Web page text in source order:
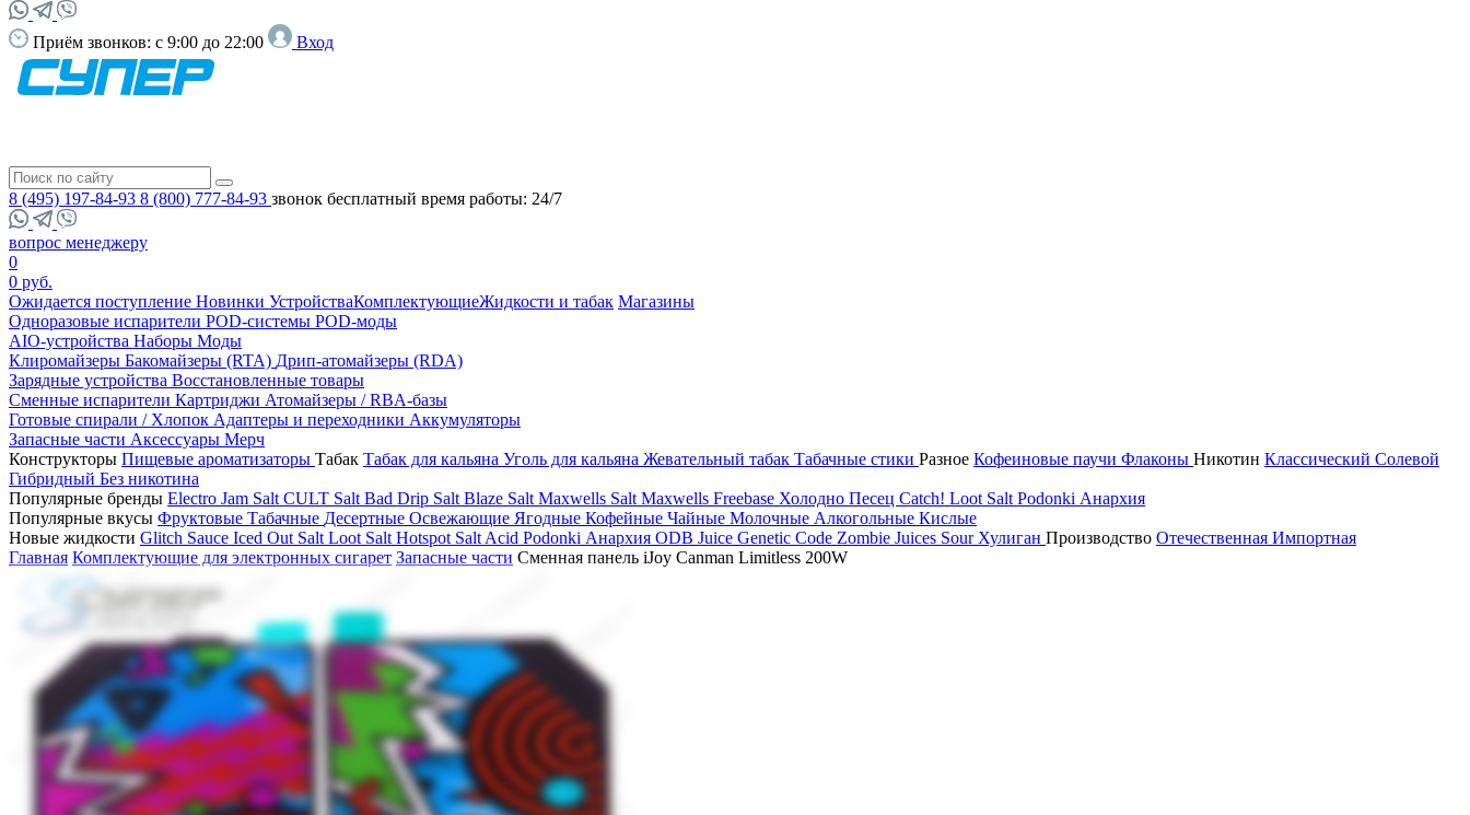
Приём звонков: с 9:00 до 22:00 Вход
8 (495) 197-84-93 8 (800) 777-84-93 звонок бесплатный время работы: 24/7
вопрос менеджеру
0
0 руб.
Ожидается поступление Новинки УстройстваКомплектующиеЖидкости и табак Магазины
Одноразовые испарители POD-системы POD-моды
AIO-устройства Наборы Моды
Клиромайзеры Бакомайзеры (RTA) Дрип-атомайзеры (RDA)
Зарядные устройства Восстановленные товары
Сменные испарители Картриджи Атомайзеры / RBA-базы
Готовые спирали / Хлопок Адаптеры и переходники Аккумуляторы
Запасные части Аксессуары Мерч
Конструкторы Пищевые ароматизаторы Табак Табак для кальяна Уголь для кальяна Жевательный табак Табачные стики Разное Кофеиновые паучи Флаконы Никотин Классический Солевой
Гибридный Без никотина
Популярные бренды Electro Jam Salt CULT Salt Bad Drip Salt Blaze Salt Maxwells Salt Maxwells Freebase Холодно Песец Catch! Loot Salt Podonki Анархия
Популярные вкусы Фруктовые Табачные Десертные Освежающие Ягодные Кофейные Чайные Молочные Алкогольные Кислые
Новые жидкости Glitch Sauce Iced Out Salt Loot Salt Hotspot Salt Acid Podonki Анархия ODB Juice Genetic Code Zombie Juices Sour Хулиган Производство Отечественная Импортная
Главная Комплектующие для электронных сигарет Запасные части Сменная панель iJoy Canman Limitless 200W